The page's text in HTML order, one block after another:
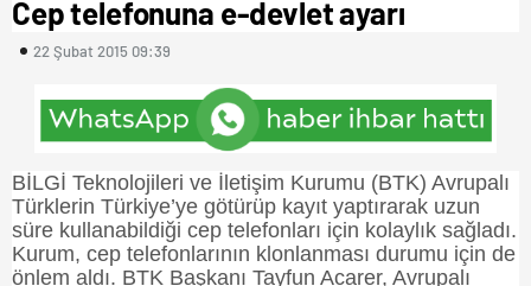
Cep telefonuna e-devlet ayarı
22 Şubat 2015 09:39
BİLGİ Teknolojileri ve İletişim Kurumu (BTK) Avrupalı
Türklerin Türkiye’ye götürüp kayıt yaptırarak uzun
süre kullanabildiği cep telefonları için kolaylık sağladı.
Kurum, cep telefonlarının klonlanması durumu için de
önlem aldı. BTK Başkanı Tayfun Acarer, Avrupalı